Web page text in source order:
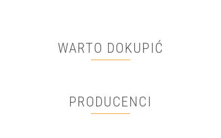
WARTO DOKUPIĆ
PRODUCENCI